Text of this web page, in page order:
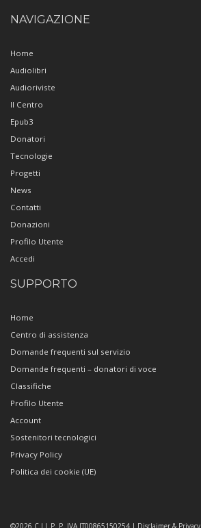
NAVIGAZIONE
Home
Audiolibri
Audioriviste
Il Centro
Epub3
Donatori
Tecnologie
Progetti
News
Contatti
Donazioni
Profilo Utente
Accedi
SUPPORTO
Home
Centro di assistenza
Domande frequenti sul servizio
Domande frequenti – donatori di voce
Classifiche
Profilo Utente
Account
Sostenitori tecnologici
Privacy Policy
Politica dei cookie (UE)
©2026 C.I.L.P. P. IVA IT00865150254 | Disclaimer & Privacy